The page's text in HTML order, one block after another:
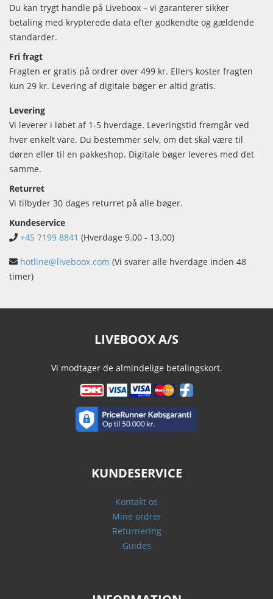
Du kan trygt handle på Liveboox – vi garanterer sikker
betaling med krypterede data efter godkendte og gældende
standarder.
Fri fragt
Fragten er gratis på ordrer over 499 kr. Ellers koster fragten
kun 29 kr. Levering af digitale bøger er altid gratis.
Levering
Vi leverer i løbet af 1-5 hverdage. Leveringstid fremgår ved
hver enkelt vare. Du bestemmer selv, om det skal være til
døren eller til en pakkeshop. Digitale bøger leveres med det
samme.
Returret
Vi tilbyder 30 dages returret på alle bøger.
Kundeservice
+45 7199 8841 (Hverdage 9.00 - 13.00)
hotline@liveboox.com (Vi svarer alle hverdage inden 48
timer)
LIVEBOOX A/S
Vi modtager de almindelige betalingskort.
KUNDESERVICE
Kontakt os
Mine ordrer
Returnering
Guides